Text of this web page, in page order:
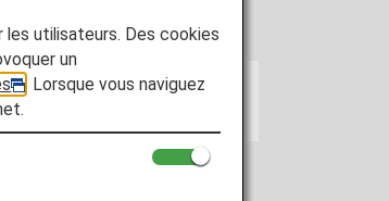
sur cette page.
utilisateurs. Des cookies
un
. Lorsque vous naviguez